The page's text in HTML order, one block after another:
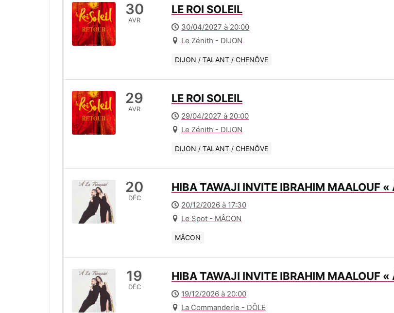
30
AVR
LE ROI SOLEIL
30/04/2027 à 20:00
Le Zénith - DIJON
DIJON / TALANT / CHENÔVE
29
AVR
LE ROI SOLEIL
29/04/2027 à 20:00
Le Zénith - DIJON
DIJON / TALANT / CHENÔVE
20
DÉC
HIBA TAWAJI INVITE IBRAHIM MAALOUF
20/12/2026 à 17:30
Le Spot - MÂCON
MÂCON
19
DÉC
HIBA TAWAJI INVITE IBRAHIM MAALOUF
19/12/2026 à 20:00
La Commanderie - DÔLE